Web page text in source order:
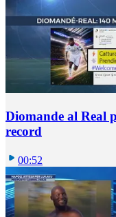
Diomande al Real
record
00:52